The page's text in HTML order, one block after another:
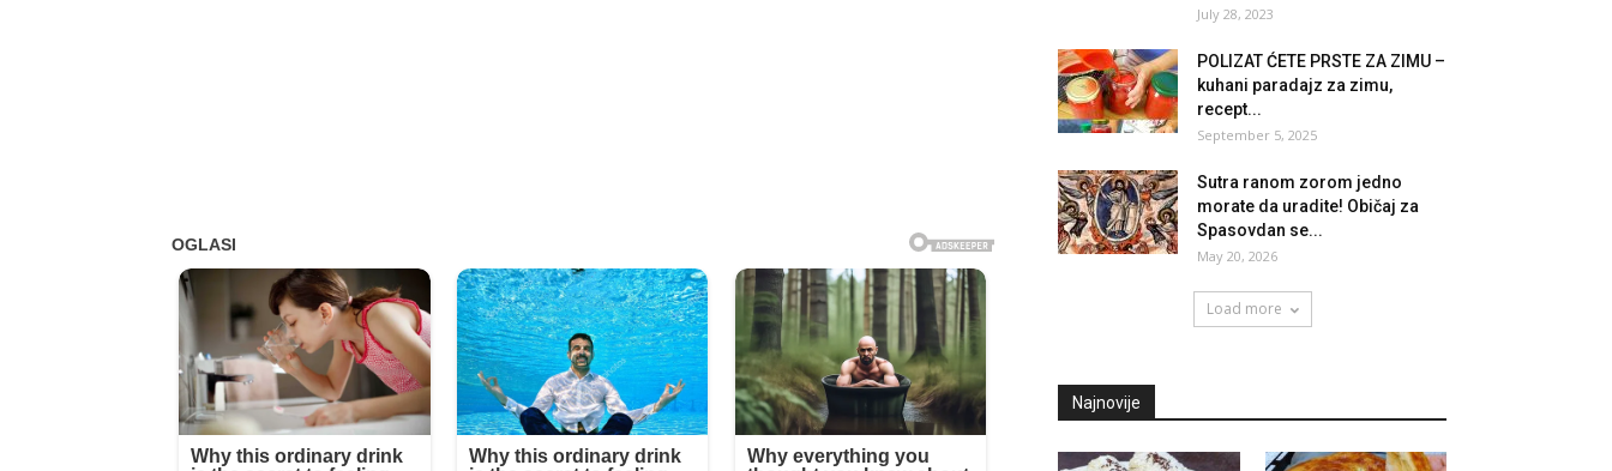
July 28, 2023
POLIZAT ĆETE PRSTE ZA ZIMU –
kuhani paradajz za zimu,
recept...
September 5, 2025
Sutra ranom zorom jedno
morate da uradite! Običaj za
Spasovdan se...
May 20, 2026
Load more
Najnovije